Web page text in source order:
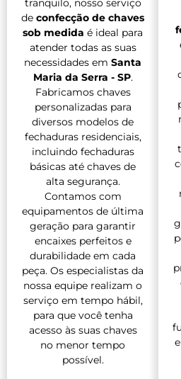
tranquilo, nosso serviço
de confecção de chaves
sob medida é ideal para
atender todas as suas
necessidades em Santa
Maria da Serra - SP.
Fabricamos chaves
personalizadas para
diversos modelos de
fechaduras residenciais,
incluindo fechaduras
básicas até chaves de
alta segurança.
Contamos com
equipamentos de última
geração para garantir
encaixes perfeitos e
durabilidade em cada
peça. Os especialistas da
nossa equipe realizam o
serviço em tempo hábil,
para que você tenha
acesso às suas chaves
no menor tempo
possível.